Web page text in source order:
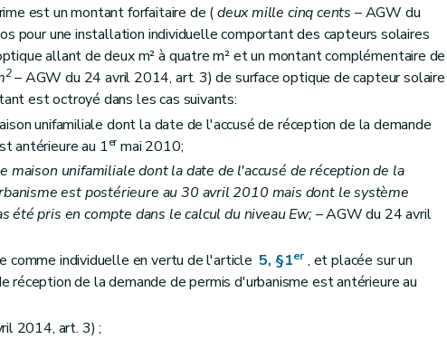
est un montant forfaitaire de (deux mille cinq cents – AGW du
pour une installation individuelle comportant des capteurs solaires
allant de deux m² à quatre m² et un montant complémentaire de
2– AGW du 24 avril 2014, art. 3) de surface optique de capteur solaire
est octroyé dans les cas suivants:
unifamiliale dont la date de l'accusé de réception de la demande
antérieure au 1ermai 2010;
maison unifamiliale dont la date de l'accusé de réception de la
est postérieure au 30 avril 2010 mais dont le système
été pris en compte dans le calcul du niveau Ew;– AGW du 24 avril
comme individuelle en vertu de l'article5, §1er , et placée sur un
réception de la demande de permis d'urbanisme est antérieure au
2014, art. 3) ;